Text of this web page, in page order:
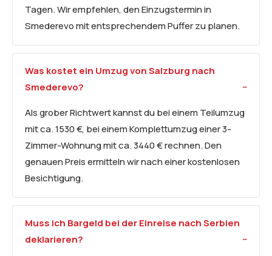
Tagen. Wir empfehlen, den Einzugstermin in
Smederevo mit entsprechendem Puffer zu planen.
Was kostet ein Umzug von Salzburg nach
Smederevo?
Als grober Richtwert kannst du bei einem Teilumzug
mit ca. 1530 €, bei einem Komplettumzug einer 3-
Zimmer-Wohnung mit ca. 3440 € rechnen. Den
genauen Preis ermitteln wir nach einer kostenlosen
Besichtigung.
Muss ich Bargeld bei der Einreise nach Serbien
deklarieren?